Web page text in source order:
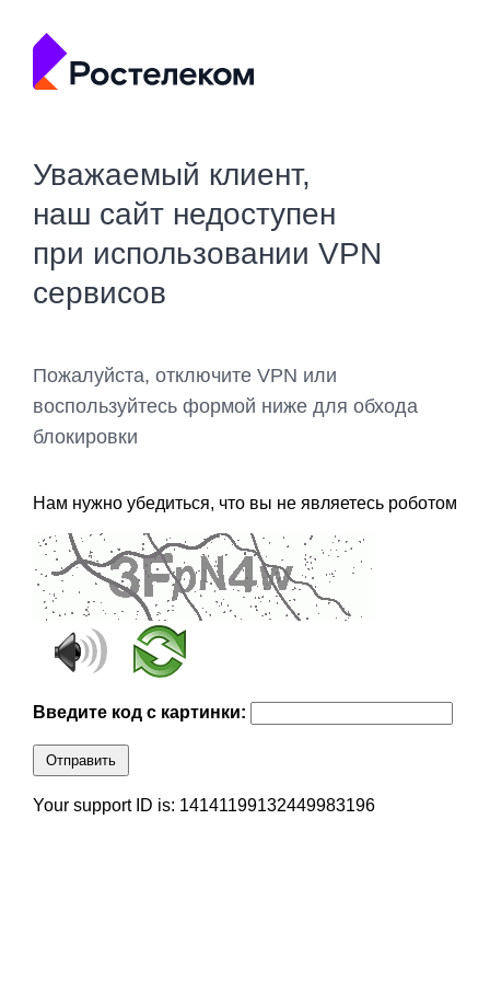
Уважаемый клиент,
наш сайт недоступен
при использовании VPN
сервисов
Пожалуйста, отключите VPN или
воспользуйтесь формой ниже для обхода
блокировки
Нам нужно убедиться, что вы не являетесь роботом
Введите код с картинки:
Отправить
Your support ID is: 14141199132449983196